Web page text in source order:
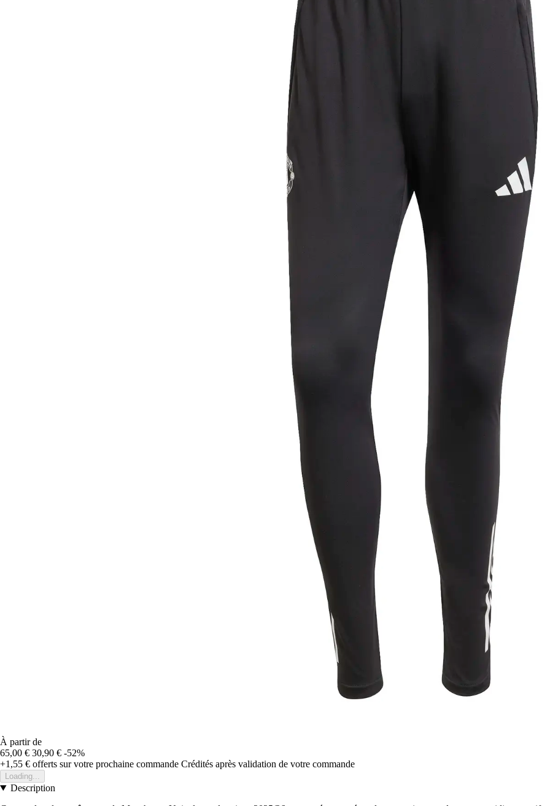
À partir de
65,00 € 30,90 € -52%
+1,55 € offerts sur votre prochaine commande Crédités après validation de votre commande
Loading...
Description